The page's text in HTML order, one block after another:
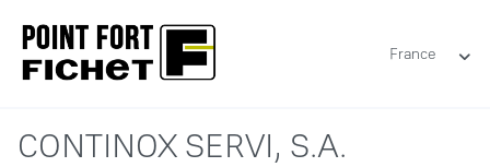
France
CONTINOX SERVI, S.A.